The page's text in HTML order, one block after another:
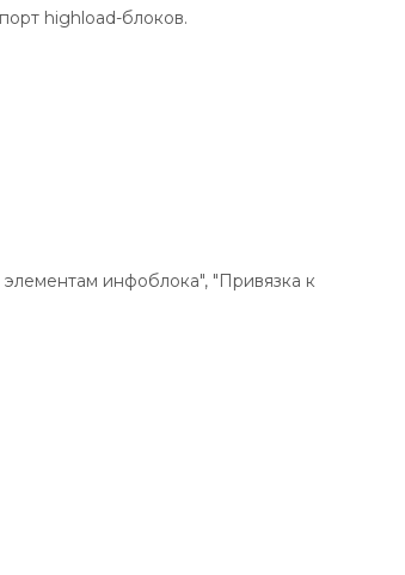
highload-блоков.
инфоблока", "Привязка к